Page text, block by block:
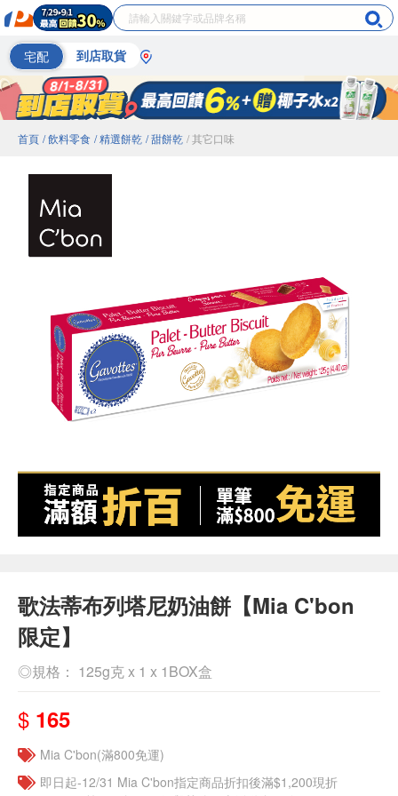
宅配 到店取貨
首頁 / 飲料零食 / 精選餅乾 / 甜餅乾 / 其它口味
歌法蒂布列塔尼奶油餅【Mia C'bon
限定】
◎規格： 125g克 x 1 x 1BOX盒
$ 165
Mia C'bon(滿800免運)
即日起-12/31 Mia C'bon指定商品折扣後滿$1,200現折